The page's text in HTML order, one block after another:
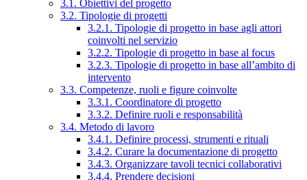
3.1. Obiettivi del progetto
3.2. Tipologie di progetti
3.2.1. Tipologie di progetto in base agli attori
coinvolti nel servizio
3.2.2. Tipologie di progetto in base al focus
3.2.3. Tipologie di progetto in base all’ambito di
intervento
3.3. Competenze, ruoli e figure coinvolte
3.3.1. Coordinatore di progetto
3.3.2. Definire ruoli e responsabilità
3.4. Metodo di lavoro
3.4.1. Definire processi, strumenti e rituali
3.4.2. Curare la documentazione di progetto
3.4.3. Organizzare tavoli tecnici collaborativi
3.4.4. Prendere decisioni